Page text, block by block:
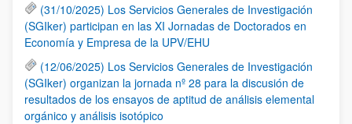
(31/10/2025) Los Servicios Generales de Investigación
(SGIker) participan en las XI Jornadas de Doctorados en
Economía y Empresa de la UPV/EHU
(12/06/2025) Los Servicios Generales de Investigación
(SGIker) organizan la jornada nº 28 para la discusión de
resultados de los ensayos de aptitud de análisis elemental
orgánico y análisis isotópico